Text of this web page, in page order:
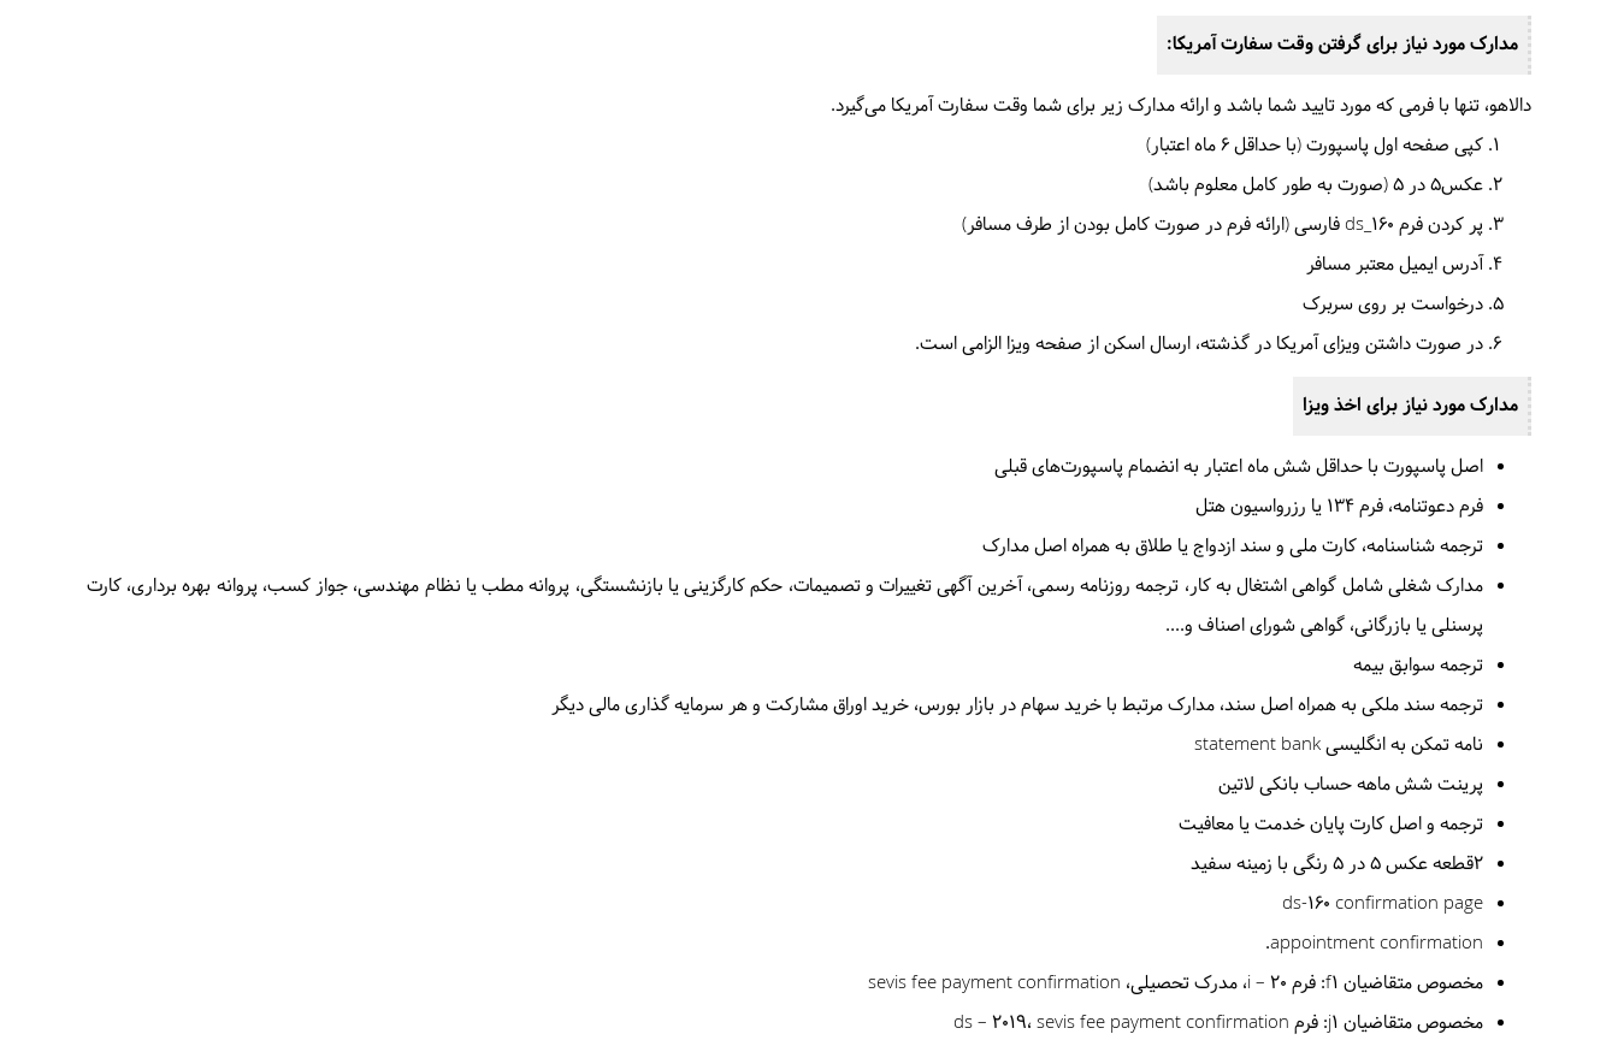
مدارک مورد نیاز برای گرفتن وقت سفارت آمریکا:
دالاهو، تنها با فرمی که مورد تایید شما باشد و ارائه مدارک زیر برای شما وقت سفارت آمریکا می‌گیرد.
کپی صفحه اول پاسپورت (با حداقل 6 ماه اعتبار)
عکس5 در 5 (صورت به طور کامل معلوم باشد)
پر کردن فرم ds_160 فارسی (ارائه فرم در صورت کامل بودن از طرف مسافر)
آدرس ایمیل معتبر مسافر
درخواست بر روی سربرک
در صورت داشتن ویزای آمریکا در گذشته، ارسال اسکن از صفحه ویزا الزامی است.
مدارک مورد نیاز برای اخذ ویزا
اصل پاسپورت با حداقل شش ماه اعتبار به انضمام پاسپورت‌های قبلی
فرم دعوتنامه، فرم 134 یا رزرواسیون هتل
ترجمه شناسنامه، کارت ملی و سند ازدواج یا طلاق به همراه اصل مدارک
مدارک شغلی شامل گواهی اشتغال به کار، ترجمه روزنامه رسمی، آخرین آگهی تغییرات و تصمیمات، حکم کارگزینی یا بازنشستگی، پروانه مطب یا نظام مهندسی، جواز کسب، پروانه بهره برداری، کارت
پرسنلی یا بازرگانی، گواهی شورای اصناف و....
ترجمه سوابق بیمه
ترجمه سند ملکی به همراه اصل سند، مدارک مرتبط با خرید سهام در بازار بورس، خرید اوراق مشارکت و هر سرمایه گذاری مالی دیگر
نامه تمکن به انگلیسی statement bank
پرینت شش ماهه حساب بانکی لاتین
ترجمه و اصل کارت پایان خدمت یا معافیت
2قطعه عکس 5 در 5 رنگی با زمینه سفید
ds-160 confirmation page
appointment confirmation.
مخصوص متقاضیان f1: فرم i – 20، مدرک تحصیلی،
sevis fee payment confirmation
مخصوص متقاضیان j1: فرم ds – 2019، sevis fee payment confirmation